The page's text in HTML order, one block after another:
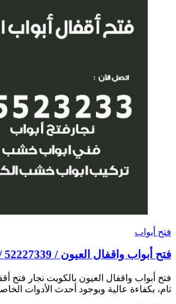
فتح أبواب
فتح أبواب واقفال العيون / 52227339 / نجار فتح اقفال الأبواب 24 ساعة
تام، بكفاءة عالية وبوجود أحدث الأدوات